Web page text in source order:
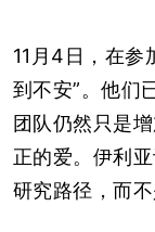
11月4日，在参
到不安”。他们
团队仍然只是
正的爱。伊利
研究路径，而不